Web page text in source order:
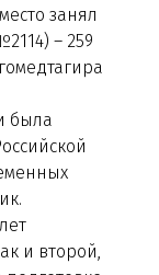
занял
– 259
была
и второй,